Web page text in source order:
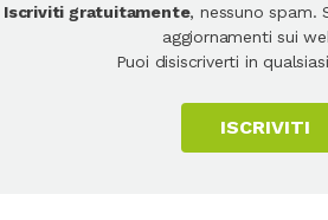
Iscriviti gratuitamente, nessuno spam.
aggiornamenti sui
Puoi disiscriverti in
ISCRIVITI